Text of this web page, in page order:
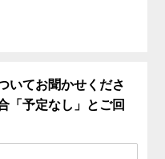
いてお聞かせくださ
「予定なし」とご回